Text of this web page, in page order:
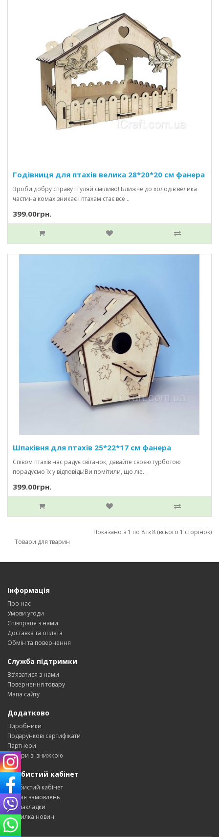
Годівниця для птахів велика 28*20*20 см фанера
Зроби добру справу і гуляй сміливо! Ближче до холодів велика
частина комах зникає і птахам стає все ..
399.00грн.
Шпаківня для птахів 25*22*17 см фанера
Співом птахів нас радує світанок, давайте своєю турботою
порадуємо їх у відповідь!Ви помітили, що лю..
399.00грн.
Показано з 1 по 8 із 8 (всього 1 сторінок)
Товари для тварин
Інформація
Про нас
Умови угоди
Співпраця з нами
Доставка та оплата
Обмін та повернення
Служба підтримки
Зв’язатися з нами
Повернення товару
Мапа сайту
Додатково
Виробники
Подарункові сертифікати
Партнери
Товари зі знижкою
Особистий кабінет
Особистий кабінет
Історія замовлень
Мої закладки
Розсилка новин